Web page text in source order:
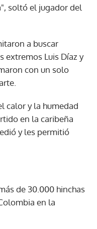
soltó el jugador del
a buscar
extremos Luis Díaz y
con un solo
calor y la humedad
en la caribeña
y les permitió
de 30.000 hinchas
en la